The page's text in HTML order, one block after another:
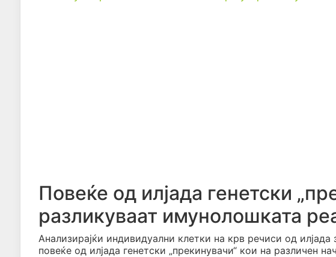
Повеќе од илјада генетски
разликуваат имунолошката
Анализирајќи индивидуални клетки на крв речиси од
повеќе од илјада генетски „прекинувачи“ кои на различен